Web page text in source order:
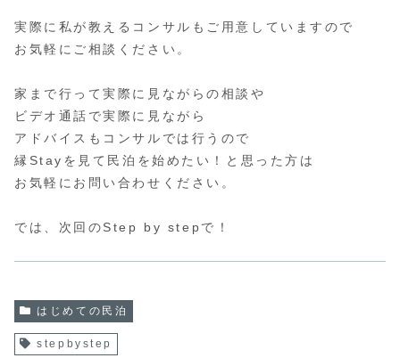
実際に私が教えるコンサルもご用意していますので
お気軽にご相談ください。
家まで行って実際に見ながらの相談や
ビデオ通話で実際に見ながら
アドバイスもコンサルでは行うので
縁Stayを見て民泊を始めたい！と思った方は
お気軽にお問い合わせください。
では、次回のStep by stepで！
はじめての民泊
stepbystep